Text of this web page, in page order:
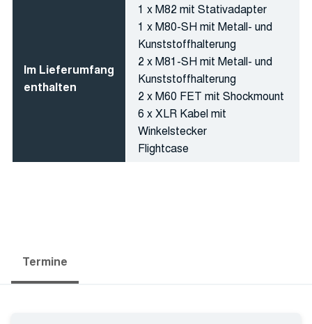
Im Lieferumfang
enthalten
1 x M82 mit Stativadapter
1 x M80-SH mit Metall- und
Kunststoffhalterung
2 x M81-SH mit Metall- und
Kunststoffhalterung
2 x M60 FET mit Shockmount
6 x XLR Kabel mit
Winkelstecker
Flightcase
Termine